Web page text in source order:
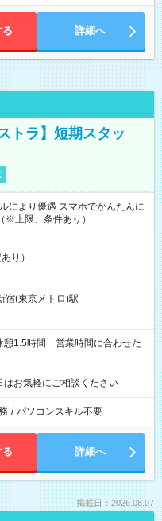
る 詳細へ
トラ】短期スタッ
より優遇 スマホでかんたんに
※上限、条件あり）
り）
宿(東京メトロ)駅
お気軽にご相談ください
/ パソコンスキル不要
る 詳細へ
掲載日：2026.08.07